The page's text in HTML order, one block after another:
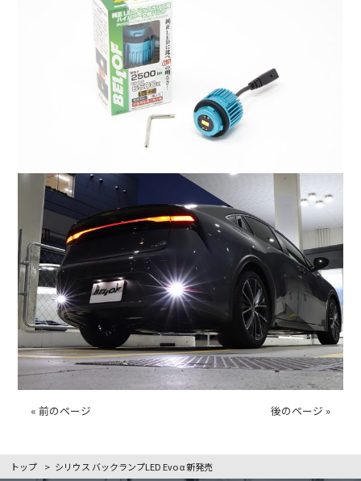
« 前のページ 後のページ »
トップ > シリウス バックランプLED Evo α 新発売